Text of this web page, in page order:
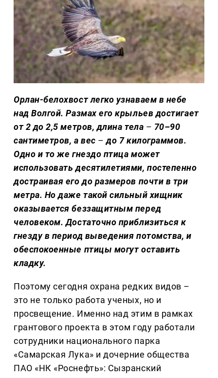
Орлан-белохвост легко узнаваем в небе
над Волгой. Размах его крыльев достигает
от 2 до 2,5 метров, длина тела – 70–90
сантиметров, а вес – до 7 килограммов.
Одно и то же гнездо птица может
использовать десятилетиями, постепенно
достраивая его до размеров почти в три
метра. Но даже такой сильный хищник
оказывается беззащитным перед
человеком. Достаточно приблизиться к
гнезду в период выведения потомства, и
обеспокоенные птицы могут оставить
кладку.
Поэтому сегодня охрана редких видов –
это не только работа ученых, но и
просвещение. Именно над этим в рамках
грантового проекта в этом году работали
сотрудники национального парка
«Самарская Лука» и дочерние общества
ПАО «НК «Роснефть»: Сызранский